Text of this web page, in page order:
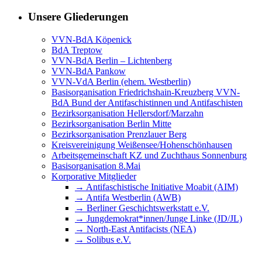
Unsere Gliederungen
VVN-BdA Köpenick
BdA Treptow
VVN-BdA Berlin – Lichtenberg
VVN-BdA Pankow
VVN-VdA Berlin (ehem. Westberlin)
Basisorganisation Friedrichshain-Kreuzberg VVN-
BdA Bund der Antifaschistinnen und Antifaschisten
Bezirksorganisation Hellersdorf/Marzahn
Bezirksorganisation Berlin Mitte
Bezirksorganisation Prenzlauer Berg
Kreisvereinigung Weißensee/Hohenschönhausen
Arbeitsgemeinschaft KZ und Zuchthaus Sonnenburg
Basisorganisation 8.Mai
Korporative Mitglieder
→ Antifaschistische Initiative Moabit (AIM)
→ Antifa Westberlin (AWB)
→ Berliner Geschichtswerkstatt e.V.
→ Jungdemokrat*innen/Junge Linke (JD/JL)
→ North-East Antifacists (NEA)
→ Solibus e.V.